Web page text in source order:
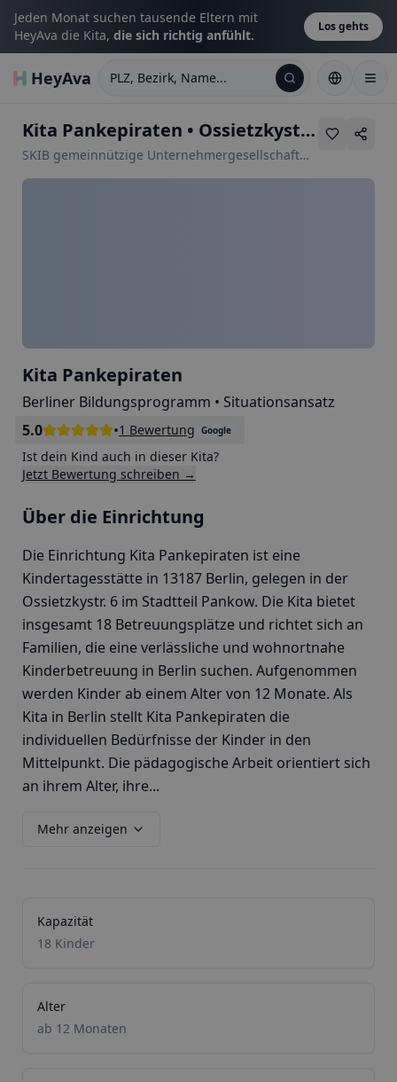
Jeden Monat suchen tausende Eltern mit
HeyAva die Kita, die sich richtig anfühlt.
Los gehts
HeyAva PLZ, Bezirk, Name...
Kita Pankepiraten • Ossietzkystr. 6
SKIB gemeinnützige Unternehmergesellschaft
Kita Pankepiraten
Berliner Bildungsprogramm • Situationsansatz
5.0
•1 Bewertung Google
Ist dein Kind auch in dieser Kita?
Jetzt Bewertung schreiben →
Über die Einrichtung
Die Einrichtung Kita Pankepiraten ist eine
Kindertagesstätte in 13187 Berlin, gelegen in der
Ossietzkystr. 6 im Stadtteil Pankow. Die Kita bietet
insgesamt 18 Betreuungsplätze und richtet sich an
Familien, die eine verlässliche und wohnortnahe
Kinderbetreuung in Berlin suchen. Aufgenommen
werden Kinder ab einem Alter von 12 Monate. Als
Kita in Berlin stellt Kita Pankepiraten die
individuellen Bedürfnisse der Kinder in den
Mittelpunkt. Die pädagogische Arbeit orientiert sich
an ihrem Alter, ihre...
Mehr anzeigen
Kapazität
18 Kinder
Alter
ab 12 Monaten